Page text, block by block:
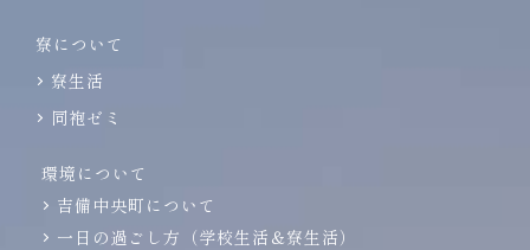
寮について
寮生活
同袍ゼミ
環境について
吉備中央町について
一日の過ごし方（学校生活＆寮生活）